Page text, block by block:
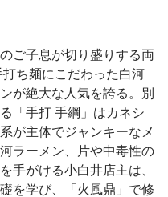
ご子息が切り盛りする両
ち麺にこだわった白河
が絶大な人気を誇る。別
「手打 手綱」はカネシ
が主体でジャンキーなメ
ラーメン、片や中毒性の
手がける小白井店主は、
を学び、「火風鼎」で修